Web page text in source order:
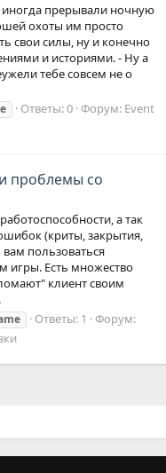
иногда прерывали ночную
охоты им просто
свои силы, ну и конечно
и историями. - Ну а
тебе совсем не о
Ответы: 0 Форум: Event
проблемы со
а так
(криты, закрытия,
пользоваться
игры. Есть множество
клиент своим
Ответы: 1
Форум: